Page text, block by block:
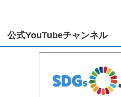
公式YouTubeチャンネル